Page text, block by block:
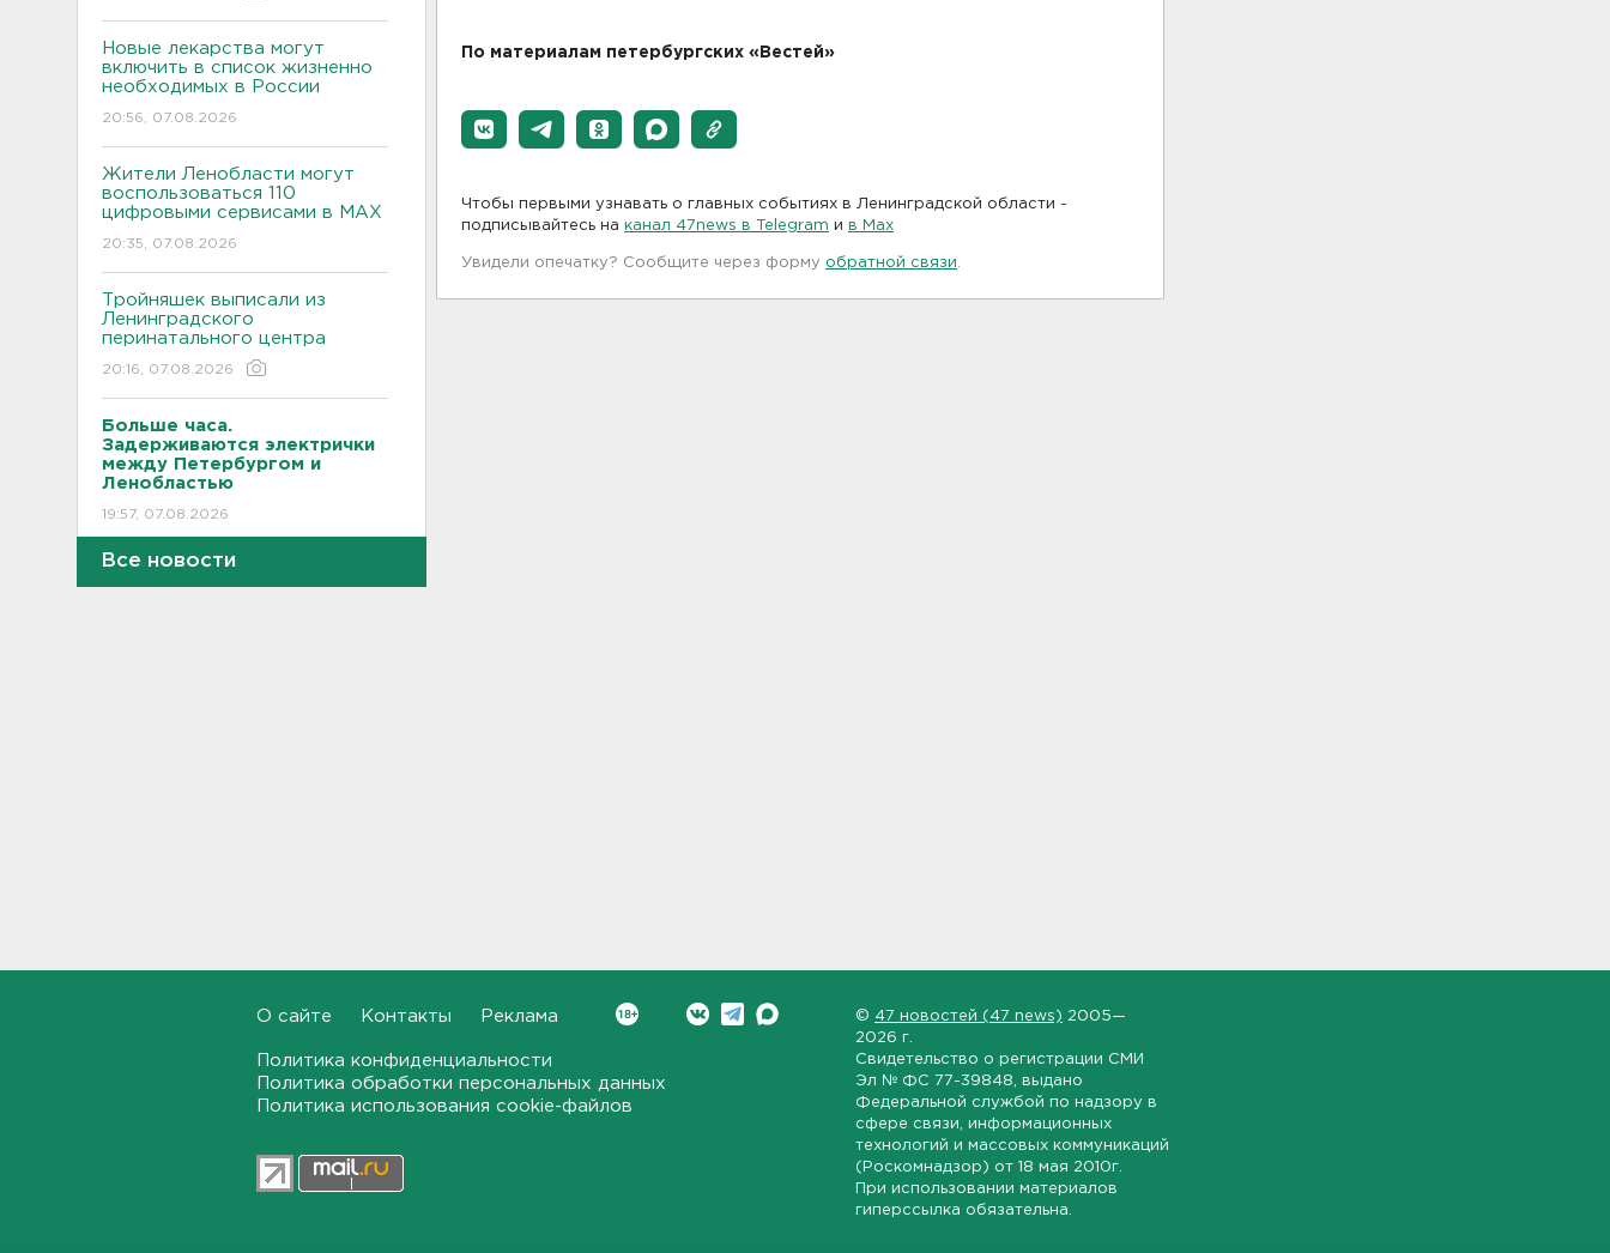
Новые лекарства могут
включить в список жизненно
необходимых в России
20:56, 07.08.2026
Жители Ленобласти могут
воспользоваться 110
цифровыми сервисами в МАХ
20:35, 07.08.2026
Тройняшек выписали из
Ленинградского
перинатального центра
20:16, 07.08.2026
Больше часа.
Задерживаются электрички
между Петербургом и
Ленобластью
19:57, 07.08.2026
В Гатчине два
спецтранспорта не поделили
Москвы в Петербург
Мобильный медпункт приедет
проверять здоровье жителей
Врач дала рекомендации для
Все новости
По материалам петербургских «Вестей»
Чтобы первыми узнавать о главных событиях в Ленинградской области -
подписывайтесь на канал 47news в Telegram и в Maх
Увидели опечатку? Сообщите через форму обратной связи
О сайте Контакты Реклама
Политика конфиденциальности
Политика обработки персональных данных
Политика использования cookie-файлов
© 47 новостей (47 news) 2005—
2026 г.
Свидетельство о регистрации СМИ
Эл № ФС 77-39848 , выдано
Федеральной службой по надзору в
сфере связи, информационных
технологий и массовых коммуникаций
(Роскомнадзор) от 18 мая 2010г.
При использовании материалов
гиперссылка обязательна.